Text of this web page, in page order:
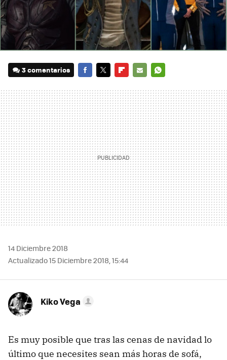
3 comentarios
MAIL
14 Diciembre 2018
Actualizado 15 Diciembre 2018, 15:44
Kiko Vega
Es muy posible que tras las cenas de navidad lo
último que necesites sean más horas de sofá,